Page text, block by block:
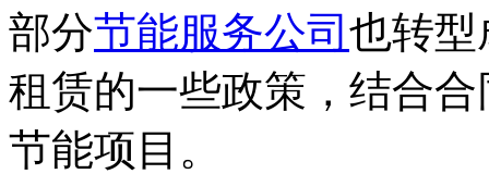
部分节能服务公司 也转型
租赁的一些政策，结合
节能项目。